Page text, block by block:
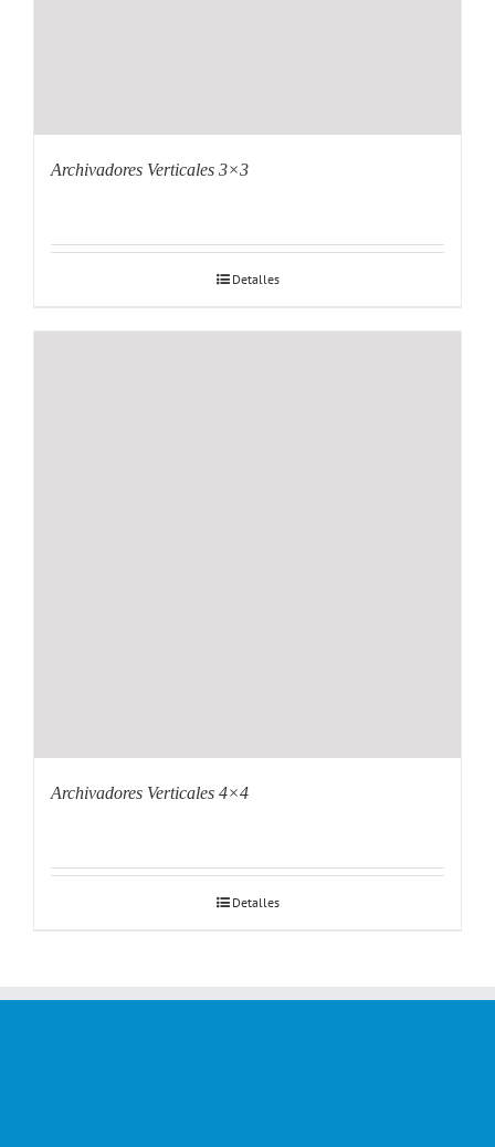
Archivadores Verticales 3×3
Detalles
Archivadores Verticales 4×4
Detalles